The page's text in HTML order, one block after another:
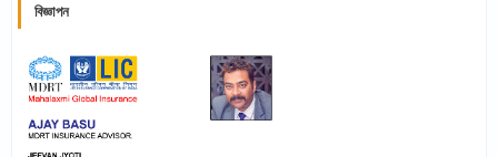
বিজ্ঞাপন